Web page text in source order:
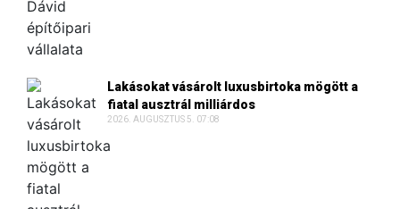
Lakásokat vásárolt luxusbirtoka mögött a
fiatal ausztrál milliárdos
2026. AUGUSZTUS 5. 07:08